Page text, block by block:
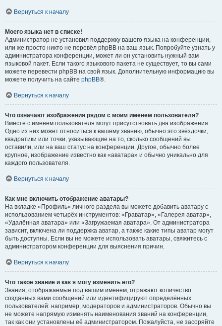
Вернуться к началу
Моего языка нет в списке!
Администратор не установил поддержку вашего языка на конференции,
или же просто никто не перевёл phpBB на ваш язык. Попробуйте узнать у
администратора конференции, может ли он установить нужный вам
языковой пакет. Если такого языкового пакета не существует, то вы сами
можете перевести phpBB на свой язык. Дополнительную информацию вы
можете получить на сайте phpBB®.
Вернуться к началу
Что означают изображения рядом с моим именем пользователя?
Вместе с именем пользователя могут присутствовать два изображения.
Одно из них может относиться к вашему званию, обычно это звёздочки,
квадратики или точки, указывающие на то, сколько сообщений вы
оставили, или на ваш статус на конференции. Другое, обычно более
крупное, изображение известно как «аватара» и обычно уникально для
каждого пользователя.
Вернуться к началу
Как мне включить отображение аватары?
На вкладке «Профиль» личного раздела вы можете добавить аватару с
использованием четырёх инструментов: «Граватар», «Галерея аватар»,
«Удалённая аватара» или «Загружаемая аватара». От администратора
зависит, включена ли поддержка аватар, а также какие типы аватар могут
быть доступны. Если вы не можете использовать аватары, свяжитесь с
администратором конференции для выяснения причин.
Вернуться к началу
Что такое звание и как я могу изменить его?
Звания, отображаемые под вашим именем, отражают количество
созданных вами сообщений или идентифицируют определённых
пользователей: например, модераторов и администраторов. Обычно вы
не можете напрямую изменять наименования званий на конференции,
так как они установлены её администратором. Пожалуйста, не засоряйте